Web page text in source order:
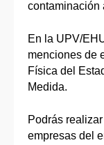
En la UPV/
menciones de
Física del
Medida.
Podrás
empresas del